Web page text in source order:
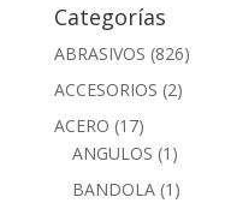
Categorías
ABRASIVOS (826)
ACCESORIOS (2)
ACERO (17)
ANGULOS (1)
BANDOLA (1)